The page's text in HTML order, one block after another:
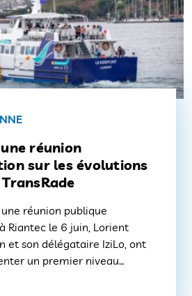
réunion
sur les évolutions
réunion publique
Riantec le 6 juin, Lorient
et son délégataire IziLo, ont
un premier niveau